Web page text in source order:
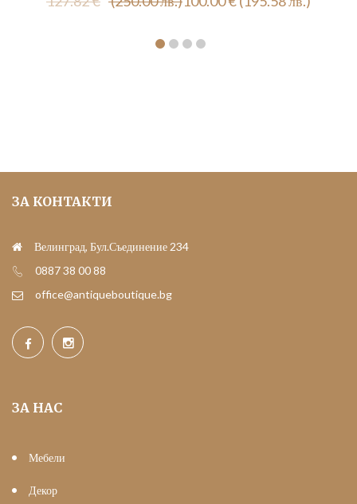
was:
е:
ЗА КОНТАКТИ
Велинград, Бул.Съединение 234
0887 38 00 88
office@antiqueboutique.bg
ЗА НАС
Мебели
Декор